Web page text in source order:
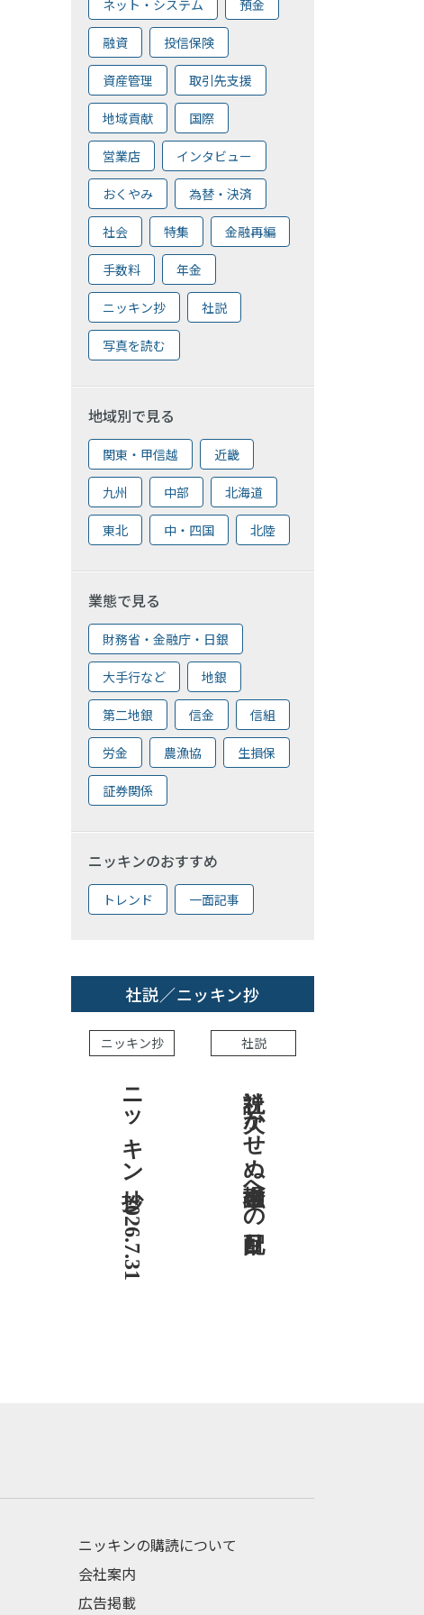
ネット・システム 預金
融資 投信保険
資産管理 取引先支援
地域貢献 国際
営業店 インタビュー
おくやみ 為替・決済
社会 特集 金融再編
手数料 年金
ニッキン抄 社説
写真を読む
地域別で見る
関東・甲信越 近畿
九州 中部 北海道
東北 中・四国 北陸
業態で見る
財務省・金融庁・日銀
大手行など 地銀
第二地銀 信金 信組
労金 農漁協 生損保
証券関係
ニッキンのおすすめ
トレンド 一面記事
社説／ニッキン抄
ニッキン抄
ニッキン抄 2026.7.31
社説
社説 欠かせぬ金融市場への目配り
ニッキンの購読について
会社案内
広告掲載